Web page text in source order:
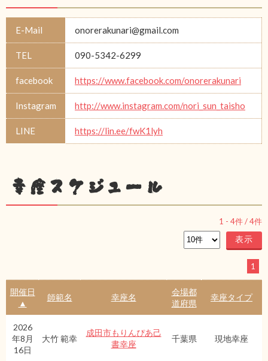
E-Mail onorerakunari@gmail.com
TEL 090-5342-6299
facebook https://www.facebook.com/onorerakunari
Instagram http://www.instagram.com/nori_sun_taisho
LINE https://lin.ee/fwK1lyh
幸座スケジュール
1 - 4件 /4件
1
開催日
▲
師範名 幸座名
会場都
道府県
幸座タイプ
2026
年8月
16日
大竹 範幸
成田市もりんぴあ己
書幸座
千葉県 現地幸座